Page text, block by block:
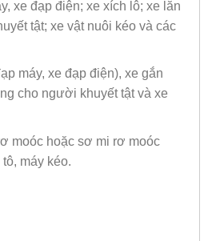
xe đạp điện; xe xích lô; xe lăn
tật; xe vật nuôi kéo và các
máy, xe đạp điện), xe gắn
cho người khuyết tật và xe
moóc hoặc sơ mi rơ moóc
máy kéo.